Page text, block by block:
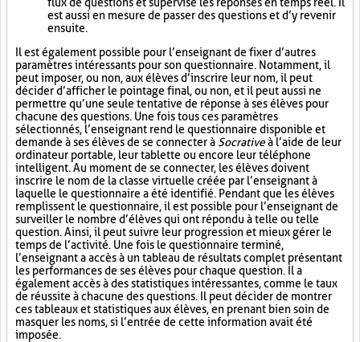
est aussi en mesure de passer des questions et d’y revenir
ensuite.
Il est également possible pour l’enseignant de fixer d’autres
paramètres intéressants pour son questionnaire. Notamment, il
peut imposer, ou non, aux élèves d’inscrire leur nom, il peut
décider d’afficher le pointage final, ou non, et il peut aussi ne
permettre qu’une seule tentative de réponse à ses élèves pour
chacune des questions. Une fois tous ces paramètres
sélectionnés, l’enseignant rend le questionnaire disponible et
demande à ses élèves de se connecter à Socrativeà l’aide de leur
ordinateur portable, leur tablette ou encore leur téléphone
intelligent. Au moment de se connecter, les élèves doivent
inscrire le nom de la classe virtuelle créée par l’enseignant à
laquelle le questionnaire a été identifié. Pendant que les élèves
remplissent le questionnaire, il est possible pour l’enseignant de
surveiller le nombre d’élèves qui ont répondu à telle ou telle
question. Ainsi, il peut suivre leur progression et mieux gérer le
temps de l’activité. Une fois le questionnaire terminé,
l’enseignant a accès à un tableau de résultats complet présentant
les performances de ses élèves pour chaque question. Il a
également accès à des statistiques intéressantes, comme le taux
de réussite à chacune des questions. Il peut décider de montrer
ces tableaux et statistiques aux élèves, en prenant bien soin de
masquer les noms, si l’entrée de cette information avait été
imposée.